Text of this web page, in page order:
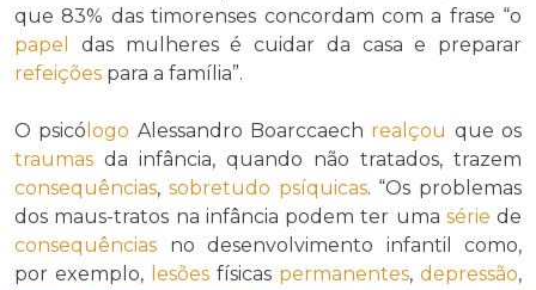
que 83% das timorenses concordam com a frase “o
papel
das mulheres é cuidar da casa e preparar
refeições para a família”.
O psicó logo Alessandro Boarccaech realçou que os
traumas da infância, quando não tratados, trazem
consequências, sobretudo psíquicas. “Os problemas
dos maus-tratos na infância podem ter uma série de
consequências no desenvolvimento infantil como,
por exemplo, lesões físicas permanentes, depressão,